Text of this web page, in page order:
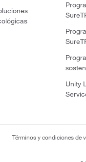
Unity
Términos y condiciones de